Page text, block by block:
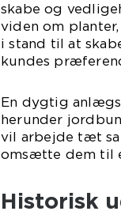
skabe og
viden om
i stand til at
kundes
En dygtig
herunder
vil arbejde tæt
omsætte dem til
Historisk